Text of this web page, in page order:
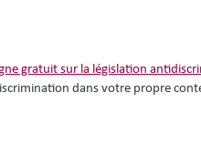
gratuit sur la législation
dans votre propre